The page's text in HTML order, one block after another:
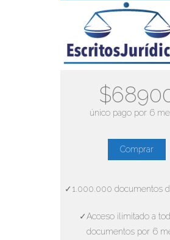
único pago por 6
Comprar
✓1.000.000 documentos
✓Acceso ilimitado a
documentos por 6